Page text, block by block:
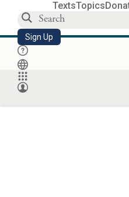
TextsTopics
Sign Up